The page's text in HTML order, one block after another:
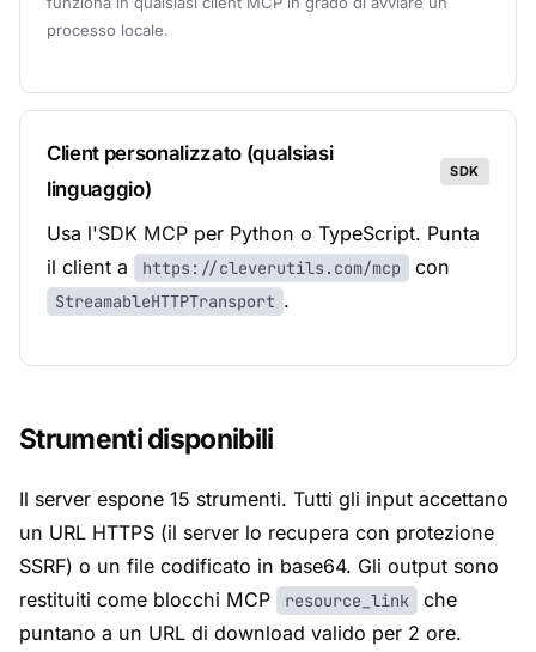
processo locale.
Client personalizzato (qualsiasi
linguaggio)
SDK
Usa l'SDK MCP per Python o TypeScript. Punta
il client a
https://cleverutils.com/mcp con
StreamableHTTPTransport .
Strumenti disponibili
Il server espone 15 strumenti. Tutti gli input accettano
un URL HTTPS (il server lo recupera con protezione
SSRF) o un file codificato in base64. Gli output sono
restituiti come blocchi MCP
resource_link
che
puntano a un URL di download valido per 2 ore.